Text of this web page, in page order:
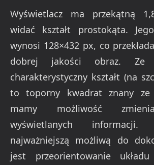
Wyświetlacz ma przekątną
widać kształt prostokąta.
wynosi 128×432 px, co
dobrej jakości obraz. Ze
charakterystyczny kształt (na
to toporny kwadrat znany ze
mamy możliwość
wyświetlanych
najważniejszą możliwą do
jest przeorientowanie